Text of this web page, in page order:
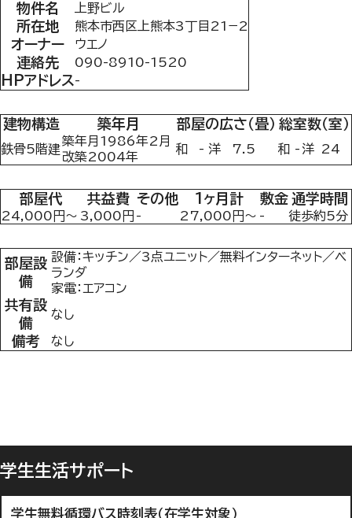
物件名 上野ビル
所在地 熊本市西区上熊本3丁目21−2
オーナー ウエノ
連絡先 090-8910-1520
HPアドレス-
建物構造 築年月 部屋の広さ（畳） 総室数（室）
鉄骨5階建
築年月1986年2月
改築2004年
和 - 洋 7.5 和 -洋 24
部屋代 共益費 その他 1ヶ月計 敷金 通学時間
24,000円～ 3,000円 - 27,000円～ - 徒歩約5分
部屋設
備
設備：キッチン／3点ユニット／無料インターネット／ベ
ランダ
家電：エアコン
共有設
備
なし
備考 なし
学生生活サポート
学生無料循環バス時刻表（在学生対象）